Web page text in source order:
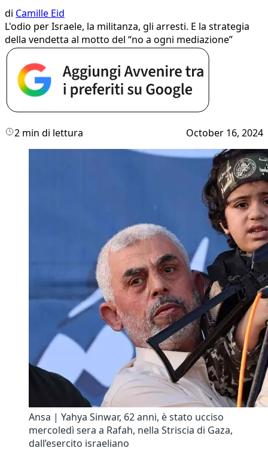
di Camille Eid
L'odio per Israele, la militanza, gli arresti. E la strategia
della vendetta al motto del “no a ogni mediazione”
2 min di lettura October 16, 2024
Ansa | Yahya Sinwar, 62 anni, è stato ucciso
mercoledì sera a Rafah, nella Striscia di Gaza,
dall’esercito israeliano